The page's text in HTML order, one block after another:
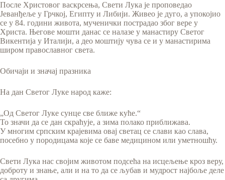
После Христовог васкрсења, Свети Лука је проповедао
Јеванђеље у Грчкој, Египту и Либији. Живео је дуго, а упокојио
се у 84. години живота, мученички пострадао због вере у
Христа. Његове мошти данас се налазе у манастиру Светог
Викентија у Италији, а део моштију чува се и у манастирима
широм православног света.
Обичаји и значај празника
На дан Светог Луке народ каже:
„Од Светог Луке сунце све ближе куће.“
То значи да се дан скраћује, а зима полако приближава.
У многим српским крајевима овај светац се слави као славa,
посебно у породицама које се баве медицином или уметношћу.
Свети Лука нас својим животом подсећа на исцељење кроз веру,
доброту и знање, али и на то да се љубав и мудрост најбоље деле